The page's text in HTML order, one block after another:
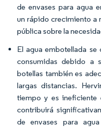
de envases para agua
un rápido crecimiento a
pública sobre la
El agua embotellada se
consumidas debido a
botellas también es
largas distancias.
tiempo y es ineficiente
contribuirá
de envases para